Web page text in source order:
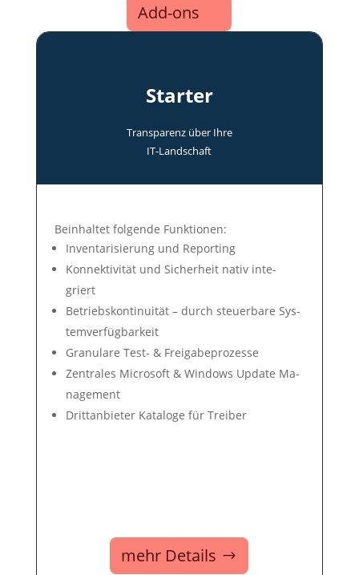
Add-ons
Starter
Transparenz über Ihre
IT-Land­schaft
Be­in­hal­tet fol­gen­de Funk­tio­nen:
In­ven­tari­sie­rung und Re­por­ting
Konnek­tivi­tät und Si­cher­heit na­tiv in­te­
griert
Betriebs­konti­nui­tät – durch steuer­bare Sys­
tem­ver­füg­bar­keit
Gra­nu­lare Test- & Frei­ga­be­pro­zes­se
Zentrales Microsoft & Win­dows Up­date Ma­
nage­ment
Dritt­an­bie­ter Ka­ta­loge für Trei­ber
mehr Details